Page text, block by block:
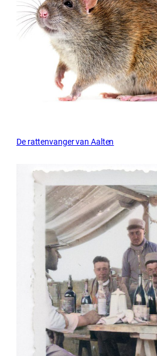
De rattenvanger van Aalten